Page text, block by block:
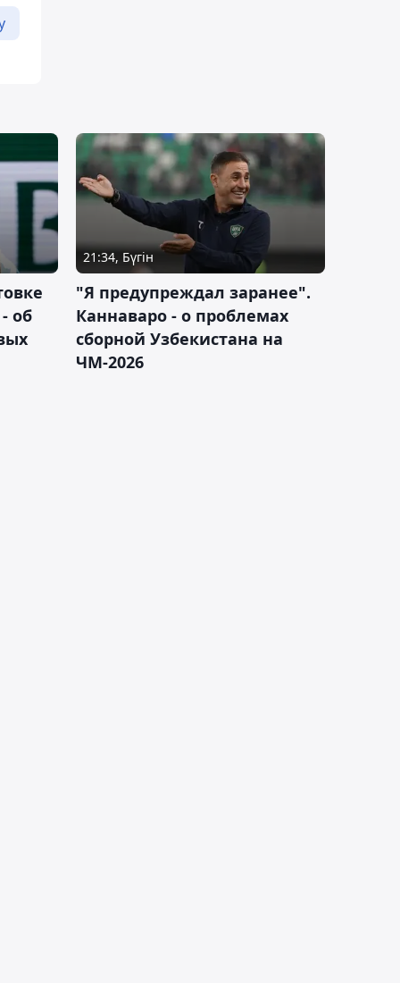
об
21:34, Бүгін
"Я предупреждал заранее".
Каннаваро - о проблемах
сборной Узбекистана на
ЧМ-2026